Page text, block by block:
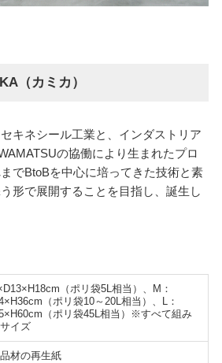
（カミカ）
キネシール工業と、インダストリア
の協働により生まれたプロ
でBtoBを中心に培ってきた技術と素
形で展開することを目指し、誕生し
（ポリ袋5L相当）、M：
（ポリ袋10～20L相当）、L：
（ポリ袋45L相当）※すべて組み
イズ
材の再生紙